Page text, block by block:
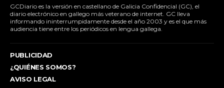
GCDiario es la versión en castellano de Galicia Confidencial (GC), el
diario electrónico en gallego más veterano de internet. GC lleva
informando ininterrumpidamente desde el año 2003 y es el que más
audiencia tiene entre los periódicos en lengua gallega.
PUBLICIDAD
¿QUIÉNES SOMOS?
AVISO LEGAL